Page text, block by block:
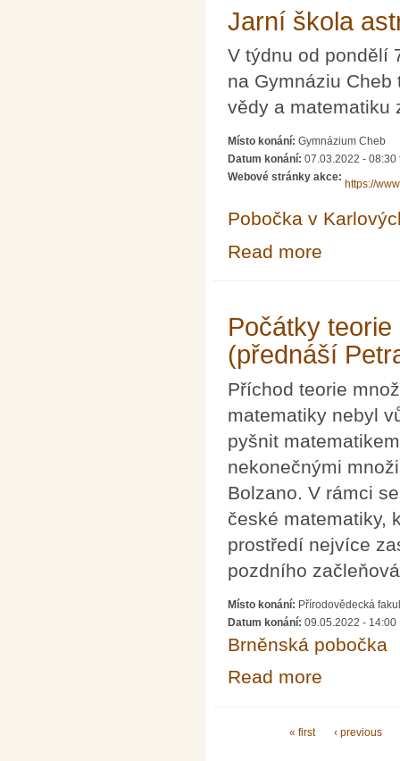
Jarní škola
V týdnu od pondělí
na Gymnáziu
vědy a
Místo konání: Gymnázium Cheb
Datum konání: 07.03.2022 - 08:30
Webové stránky akce:
https://
Pobočka v
Read more
Počátky
(přednáší
Příchod teorie
matematiky nebyl
pyšnit
nekonečnými
Bolzano. V rámci
české matematiky,
prostředí nejvíce
pozdního
Místo konání: Přírodovědecká
Datum konání: 09.05.2022 - 14:00
Brněnská pobočka
Read more
« first ‹ previous